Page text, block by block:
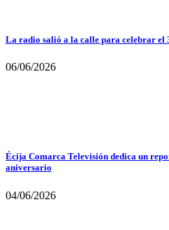
La radio salió a la calle para celebrar el
06/06/2026
Écija Comarca Televisión dedica un
aniversario
04/06/2026